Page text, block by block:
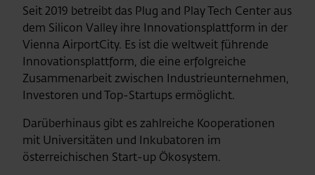
Seit 2019 betreibt das Plug and Play Tech Center aus
dem Silicon Valley ihre Innovationsplattform in der
Vienna AirportCity. Es ist die weltweit führende
Innovationsplattform, die eine erfolgreiche
Zusammenarbeit zwischen Industrieunternehmen,
Investoren und Top-Startups ermöglicht.
Darüberhinaus gibt es zahlreiche Kooperationen
mit Universitäten und Inkubatoren im
österreichischen Start-up Ökosystem.